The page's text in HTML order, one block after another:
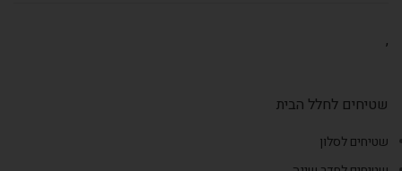
,
שטיחים לחלל הבית
שטיחים לסלון